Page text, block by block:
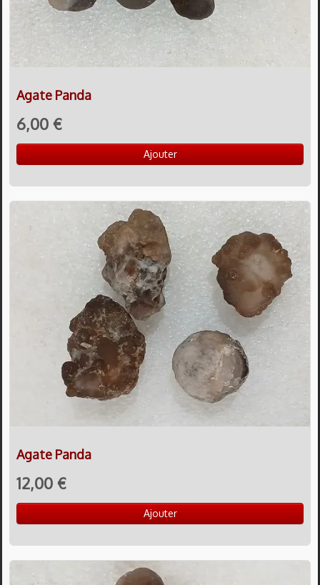
Agate Panda
6,00 €
Ajouter
Agate Panda
12,00 €
Ajouter